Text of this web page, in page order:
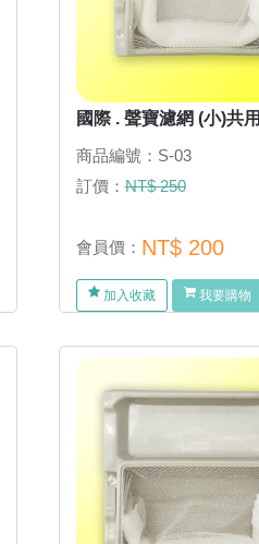
國際 . 聲寶濾網 (小)共用
商品編號：S-03
訂價：NT$ 250
會員價： NT$ 200
加入收藏 我要購物